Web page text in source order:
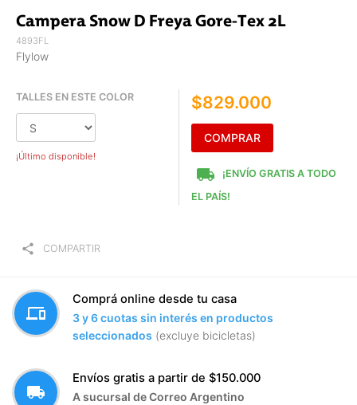
Campera Snow D Freya Gore-Tex 2L
4893FL
Flylow
TALLES EN ESTE COLOR
¡Último disponible!
$829.000
COMPRAR
local_shipping
¡ENVÍO GRATIS A TODO
EL PAÍS!
share COMPARTIR
devices
Comprá online desde tu casa
3 y 6 cuotas sin interés en productos
seleccionados (excluye bicicletas)
local_shipping
Envíos gratis a partir de $150.000
A sucursal de Correo Argentino